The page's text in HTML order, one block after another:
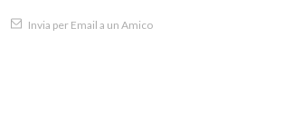
Invia per Email a un Amico